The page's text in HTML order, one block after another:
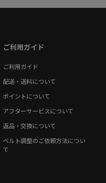
ご利用ガイド
ご利用ガイド
配送・送料について
ポイントについて
アフターサービスについて
返品・交換について
ベルト調整のご依頼方法につい
て